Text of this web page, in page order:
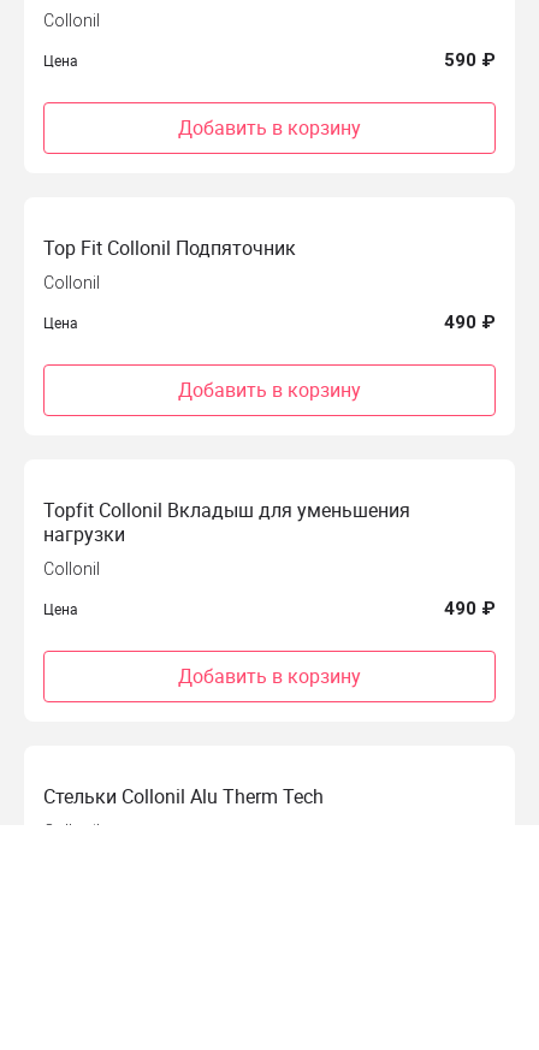
Collonil
Цена 590 ₽
Добавить в корзину
Top Fit Collonil Подпяточник
Collonil
Цена 490 ₽
Добавить в корзину
Topfit Collonil Вкладыш для уменьшения
нагрузки
Collonil
Цена 490 ₽
Добавить в корзину
Стельки Collonil Alu Therm Tech
Collonil